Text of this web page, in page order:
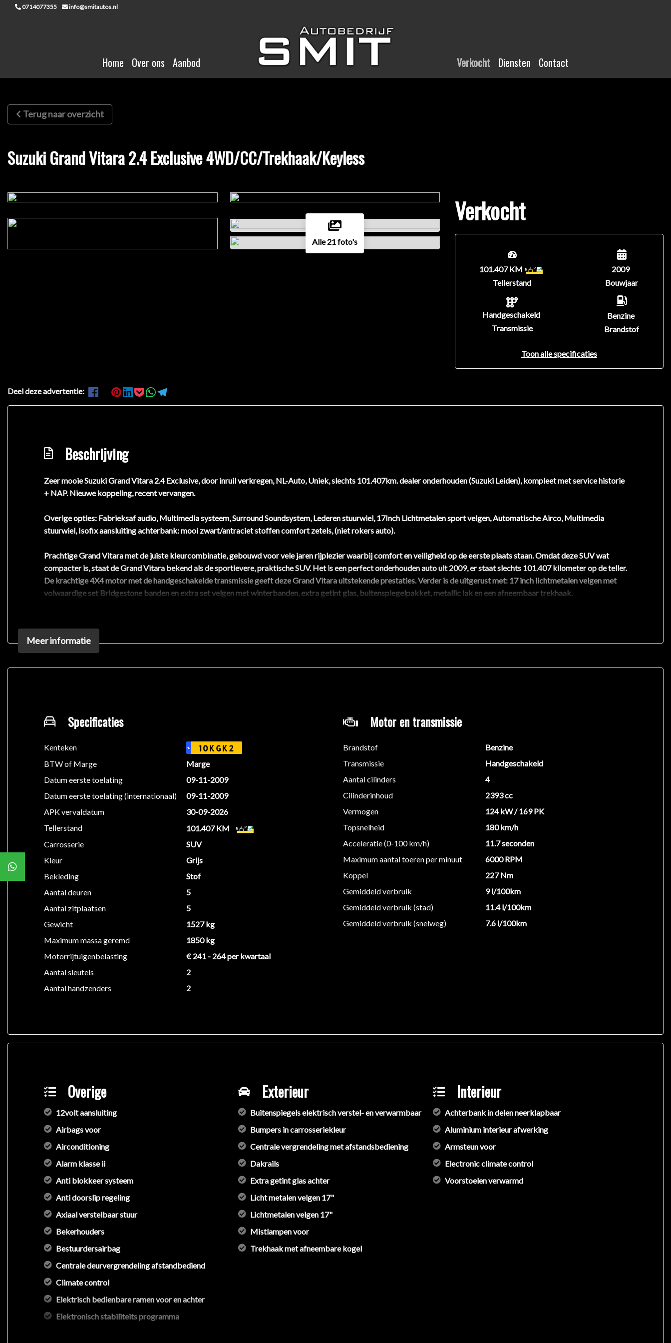
0714077355 info@smitautos.nl
Home Over ons Aanbod Verkocht Diensten Contact
Terug naar overzicht
Suzuki Grand Vitara 2.4 Exclusive 4WD/CC/Trekhaak/Keyless
Alle 21 foto's
Verkocht
101.407 KM
Tellerstand
Handgeschakeld
Transmissie
2009
Bouwjaar
Benzine
Brandstof
Toon alle specificaties
Deel deze advertentie:
Beschrijving
Zeer mooie Suzuki Grand Vitara 2.4 Exclusive, door inruil verkregen, NL-Auto, Uniek, slechts 101.407km. dealer onderhouden (Suzuki Leiden), kompleet met service historie
+ NAP. Nieuwe koppeling, recent vervangen.
Overige opties: Fabrieksaf audio, Multimedia systeem, Surround Soundsystem, Lederen stuurwiel, 17Inch Lichtmetalen sport velgen, Automatische Airco, Multimedia
stuurwiel, Isofix aansluiting achterbank: mooi zwart/antraciet stoffen comfort zetels, (niet rokers auto).
Prachtige Grand Vitara met de juiste kleurcombinatie, gebouwd voor vele jaren rijplezier waarbij comfort en veiligheid op de eerste plaats staan. Omdat deze SUV wat
compacter is, staat de Grand Vitara bekend als de sportievere, praktische SUV. Het is een perfect onderhouden auto uit 2009, er staat slechts 101.407 kilometer op de teller.
De krachtige 4X4 motor met de handgeschakelde transmissie geeft deze Grand Vitara uitstekende prestaties. Verder is de uitgerust met: 17 inch lichtmetalen velgen met
volwaardige set Bridgestone banden en extra set velgen met winterbanden, extra getint glas, buitenspiegelpakket, metallic lak en een afneembaar trekhaak.
banden. Bij drukverlies in een band krijgt u automatisch een waarschuwing.
Beheers elke beweging, geniet van ieder moment. De Grand Vitara Exclusive staat voor een zelfbewuste uitstraling, uitstekende prestaties en maximaal comfort.
Voor meer informatie kunt u buiten openingstijden ook altijd bellen naar 06-24673335.
We hebben ons uiterste best gedaan om alle informatie in deze advertentie correct weer te geven. Er kunnen echter geen rechten worden ontleend aan de verstrekte
informatie in de advertentie. Vertrouw niet alleen op deze informatie maar controleer altijd zelf de zaken welke voor jou belangrijk zijn en je beslissing zouden kunnen
beïnvloeden. Neem contact op met de verkoper voor aanvullende vragen.
Meer informatie
Specificaties
Kenteken NL 10KGK2
BTW of Marge
Marge
Datum eerste toelating
09-11-2009
Datum eerste toelating (internationaal)
09-11-2009
APK vervaldatum
30-09-2026
Tellerstand
101.407 KM
Carrosserie
SUV
Kleur
Grijs
Bekleding
Stof
Aantal deuren
5
Aantal zitplaatsen
5
Gewicht
1527 kg
Maximum massa geremd
1850 kg
Motorrijtuigenbelasting
€ 241 - 264 per kwartaal
Aantal sleutels
2
Aantal handzenders
2
Motor en transmissie
Brandstof
Benzine
Transmissie
Handgeschakeld
Aantal cilinders
4
Cilinderinhoud
2393 cc
Vermogen
124 kW / 169 PK
Topsnelheid
180 km/h
Acceleratie (0-100 km/h)
11.7 seconden
Maximum aantal toeren per minuut
6000 RPM
Koppel
227 Nm
Gemiddeld verbruik
9 l/100km
Gemiddeld verbruik (stad)
11.4 l/100km
Gemiddeld verbruik (snelweg)
7.6 l/100km
Overige
12volt aansluiting
Airbags voor
Airconditioning
Alarm klasse ii
Anti blokkeer systeem
Anti doorslip regeling
Axiaal verstelbaar stuur
Bekerhouders
Bestuurdersairbag
Centrale deurvergrendeling afstandbediend
Climate control
Elektrisch bedienbare ramen voor en achter
Elektronisch stabiliteits programma
Exterieur
Buitenspiegels elektrisch verstel- en verwarmbaar
Bumpers in carrosseriekleur
Centrale vergrendeling met afstandsbediening
Dakrails
Extra getint glas achter
Licht metalen velgen 17"
Lichtmetalen velgen 17"
Mistlampen voor
Trekhaak met afneembare kogel
Interieur
Achterbank in delen neerklapbaar
Aluminium interieur afwerking
Armsteun voor
Electronic climate control
Voorstoelen verwarmd